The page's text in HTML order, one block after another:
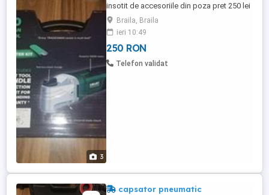
3
insotit de accesoriile din poza pret 250 lei
Braila, Braila
ieri 10:49
250 RON
Telefon validat
capsator pneumatic